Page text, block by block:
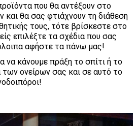
που θα αντέξουν στο
και θα σας φτιάχνουν τη διάθεση
τους, τότε βρίσκεστε στο
επιλέξτε τα σχέδια που σας
αφήστε τα πάνω μας!
να κάνουμε πράξη το σπίτι ή το
των ονείρων σας και σε αυτό το